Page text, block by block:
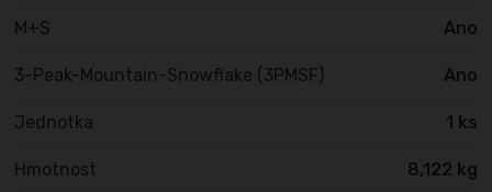
M+S Ano
3-Peak-Mountain-Snowflake (3PMSF) Ano
Jednotka 1 ks
Hmotnost 8,122 kg